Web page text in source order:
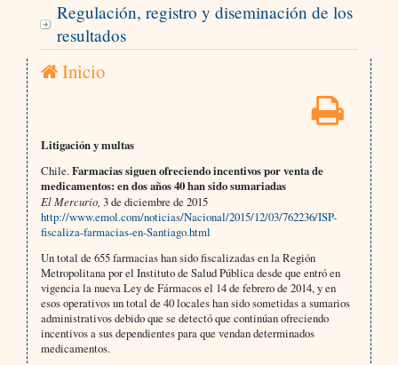
Regulación, registro y diseminación de los
resultados
Inicio
Litigación y multas
Chile.Farmacias siguen ofreciendo incentivos por venta de
medicamentos: en dos años 40 han sido sumariadas
El Mercurio, 3 de diciembre de 2015
http://www.emol.com/noticias/Nacional/2015/12/03/762236/ISP-
fiscaliza-farmacias-en-Santiago.html
Un total de 655 farmacias han sido fiscalizadas en la Región
Metropolitana por el Instituto de Salud Pública desde que entró en
vigencia la nueva Ley de Fármacos el 14 de febrero de 2014, y en
esos operativos un total de 40 locales han sido sometidas a sumarios
administrativos debido que se detectó que continúan ofreciendo
incentivos a sus dependientes para que vendan determinados
medicamentos.